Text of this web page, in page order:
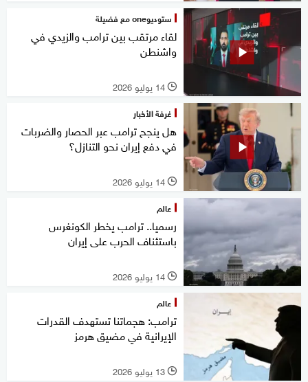
ستوديوone مع فضيلة
لقاء مرتقب بين ترامب والزيدي في
واشنطن
l 14 يوليو 2026
غرفة الأخبار
هل ينجح ترامب عبر الحصار والضربات
في دفع إيران نحو التنازل؟
l 14 يوليو 2026
عالم
رسميا.. ترامب يخطر الكونغرس
باستئناف الحرب على إيران
l 14 يوليو 2026
عالم
ترامب: هجماتنا تستهدف القدرات
الإيرانية في مضيق هرمز
l 13 يوليو 2026